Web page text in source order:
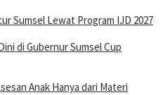
Sumsel Lewat Program IJD 2027
di Gubernur Sumsel Cup
Anak Hanya dari Materi